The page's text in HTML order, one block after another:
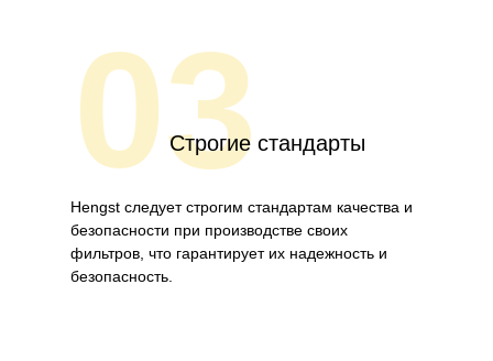
03Строгие стандарты
Hengst следует строгим стандартам качества и
безопасности при производстве своих
фильтров, что гарантирует их надежность и
безопасность.